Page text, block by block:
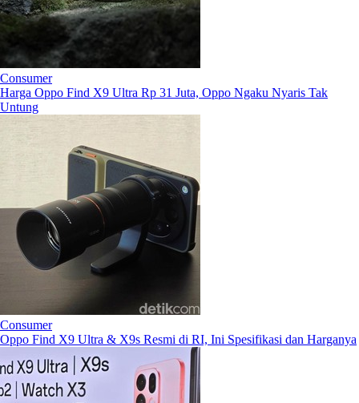
Consumer
Harga Oppo Find X9 Ultra Rp 31 Juta, Oppo Ngaku Nyaris Tak
Untung
Consumer
Oppo Find X9 Ultra & X9s Resmi di RI, Ini Spesifikasi dan Harganya